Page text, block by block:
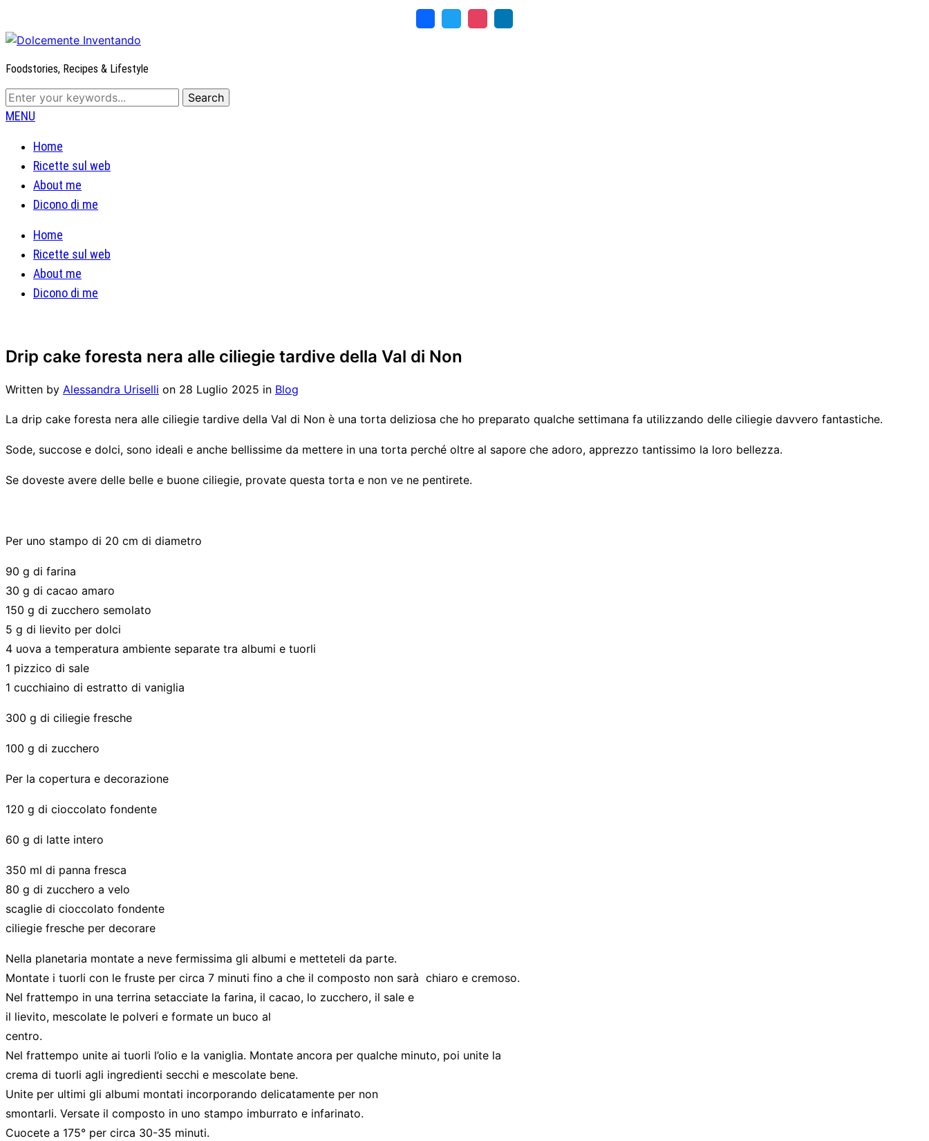
Foodstories, Recipes & Lifestyle
MENU
Home
Ricette sul web
About me
Dicono di me
Home
Ricette sul web
About me
Dicono di me
Drip cake foresta nera alle ciliegie tardive della Val di Non
Written by Alessandra Uriselli on 28 Luglio 2025 in Blog
La drip cake foresta nera alle ciliegie tardive della Val di Non è una torta deliziosa che ho preparato qualche settimana fa utilizzando delle ciliegie davvero fantastiche.
Sode, succose e dolci, sono ideali e anche bellissime da mettere in una torta perché oltre al sapore che adoro, apprezzo tantissimo la loro bellezza.
Se doveste avere delle belle e buone ciliegie, provate questa torta e non ve ne pentirete.
Per uno stampo di 20 cm di diametro
90 g di farina
30 g di cacao amaro
150 g di zucchero semolato
5 g di lievito per dolci
4 uova a temperatura ambiente separate tra albumi e tuorli
1 pizzico di sale
1 cucchiaino di estratto di vaniglia
300 g di ciliegie fresche
100 g di zucchero
Per la copertura e decorazione
120 g di cioccolato fondente
60 g di latte intero
350 ml di panna fresca
80 g di zucchero a velo
scaglie di cioccolato fondente
ciliegie fresche per decorare
Nella planetaria montate a neve fermissima gli albumi e metteteli da parte.
Montate i tuorli con le fruste per circa 7 minuti fino a che il composto non sarà chiaro e cremoso.
Nel frattempo in una terrina setacciate la farina, il cacao, lo zucchero, il sale e
il lievito, mescolate le polveri e formate un buco al
centro.
Nel frattempo unite ai tuorli l’olio e la vaniglia. Montate ancora per qualche minuto, poi unite la
crema di tuorli agli ingredienti secchi e mescolate bene.
Unite per ultimi gli albumi montati incorporando delicatamente per non
smontarli. Versate il composto in uno stampo imburrato e infarinato.
Cuocete a 175° per circa 30-35 minuti.